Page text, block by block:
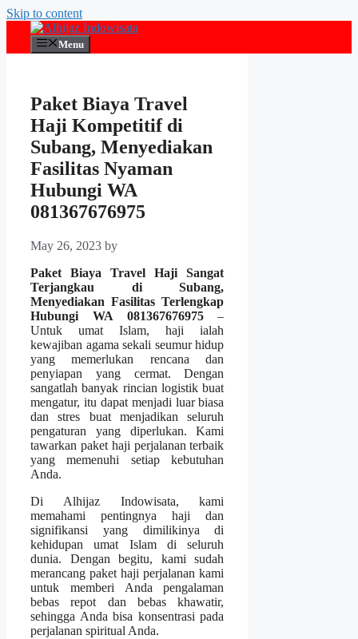
Skip to content
Menu
Paket Biaya Travel
Haji Kompetitif di
Subang, Menyediakan
Fasilitas Nyaman
Hubungi WA
081367676975
May 26, 2023 by
Paket Biaya Travel Haji Sangat
Terjangkau di Subang,
Menyediakan Fasilitas Terlengkap
Hubungi WA 081367676975–
Untuk umat Islam, haji ialah
kewajiban agama sekali seumur hidup
yang memerlukan rencana dan
penyiapan yang cermat. Dengan
sangatlah banyak rincian logistik buat
mengatur, itu dapat menjadi luar biasa
dan stres buat menjadikan seluruh
pengaturan yang diperlukan. Kami
tawarkan paket haji perjalanan terbaik
yang memenuhi setiap kebutuhan
Anda.
Di Alhijaz Indowisata, kami
memahami pentingnya haji dan
signifikansi yang dimilikinya di
kehidupan umat Islam di seluruh
dunia. Dengan begitu, kami sudah
merancang paket haji perjalanan kami
untuk memberi Anda pengalaman
bebas repot dan bebas khawatir,
sehingga Anda bisa konsentrasi pada
perjalanan spiritual Anda.